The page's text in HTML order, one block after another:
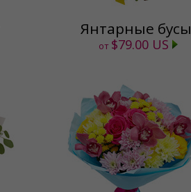
Янтарные бусы
от $79.00 US